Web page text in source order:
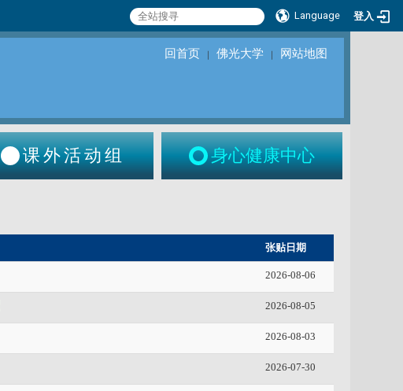
Language 登入
回首页 ｜ 佛光大学 ｜ 网站地图
课外活动组 身心健康中心
张贴日期
2026-08-06
2026-08-05
2026-08-03
2026-07-30